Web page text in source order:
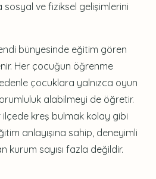
sosyal ve fiziksel gelişimlerini
bünyesinde eğitim gören
Her çocuğun öğrenme
çocuklara yalnızca oyun
alabilmeyi de öğretir.
kreş bulmak kolay gibi
anlayışına sahip, deneyimli
kurum sayısı fazla değildir.